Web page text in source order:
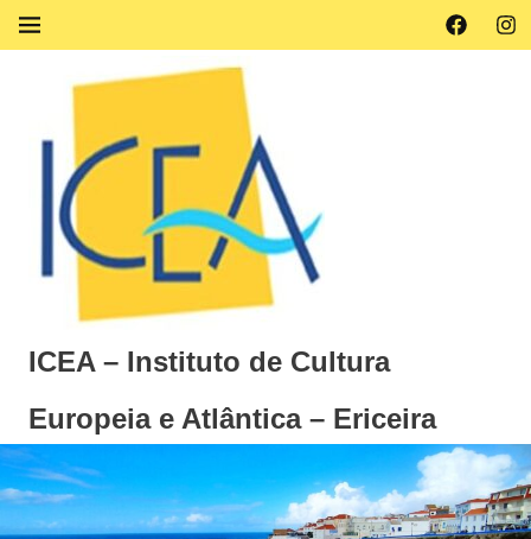
Skip
Facebook
MENU
ICEA – Instituto de Cultura
Europeia e Atlântica – Ericeira
Instituto
de
Cultura
Europeia